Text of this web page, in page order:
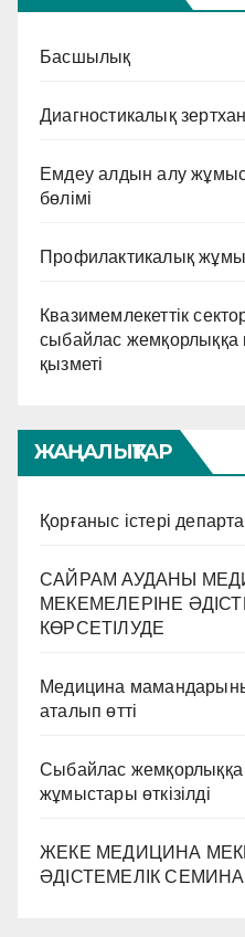
Басшылық
Диагностикалық
Емдеу алдын алу
бөлімі
Профилактикалық
Квазимемлекеттік
сыбайлас жемқорлыққа
қызметі
ЖАҢАЛЫҚТАР
Қорғаныс істері
САЙРАМ АУДАНЫ
МЕКЕМЕЛЕРІНЕ
КӨРСЕТІЛУДЕ
Медицина
аталып өтті
Сыбайлас жемқорлыққа
жұмыстары өткізілді
ЖЕКЕ МЕДИЦИНА
ӘДІСТЕМЕЛІК